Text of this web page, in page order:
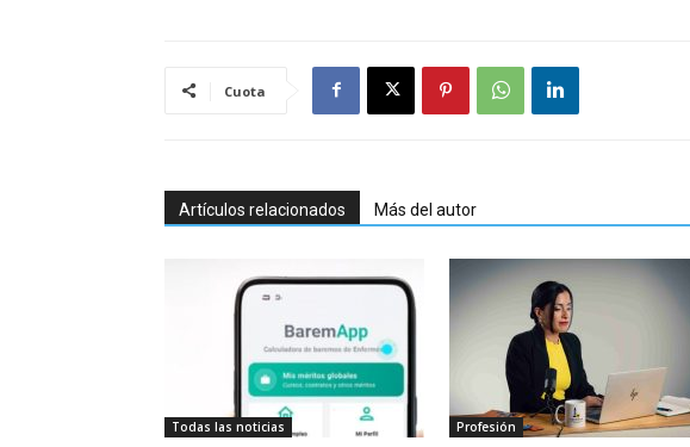
Cuota
Artículos relacionados Más del autor
Todas las noticias Profesión